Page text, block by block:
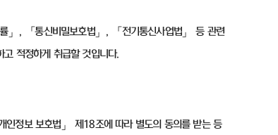
」 , 「통신비밀보호법」 ,
「전기통신사업법」 등 관련
고 적정하게 취급할 것입니다.
인정보 보호법」 제 18조에 따라 별도의 동의를 받는 등